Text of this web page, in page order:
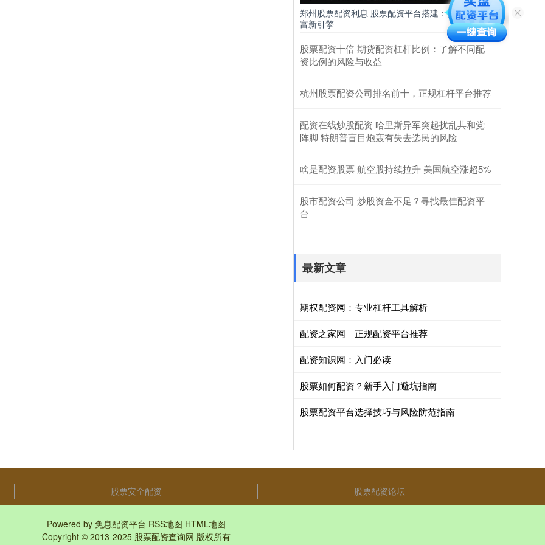
郑州股票配资利息 股票配资平台搭建：打造你的财
富新引擎
股票配资十倍 期货配资杠杆比例：了解不同配
资比例的风险与收益
杭州股票配资公司排名前十，正规杠杆平台推荐
配资在线炒股配资 哈里斯异军突起扰乱共和党
阵脚 特朗普盲目炮轰有失去选民的风险
啥是配资股票 航空股持续拉升 美国航空涨超5%
股市配资公司 炒股资金不足？寻找最佳配资平
台
最新文章
期权配资网：专业杠杆工具解析
配资之家网｜正规配资平台推荐
配资知识网：入门必读
股票如何配资？新手入门避坑指南
股票配资平台选择技巧与风险防范指南
股票安全配资 股票配资论坛
Powered by 免息配资平台 RSS地图 HTML地图
Copyright © 2013-2025 股票配资查询网 版权所有